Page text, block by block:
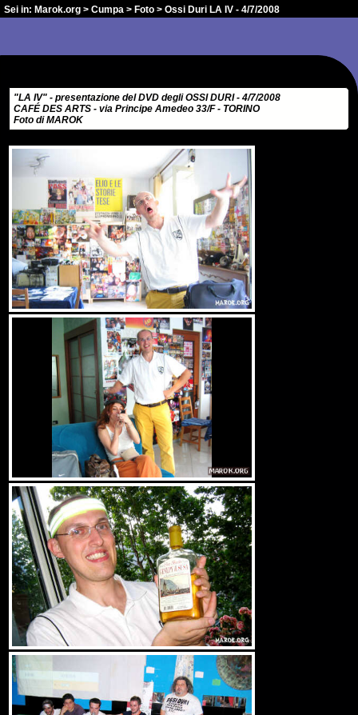
Sei in: Marok.org > Cumpa > Foto > Ossi Duri LA IV - 4/7/2008
"LA IV" - presentazione del DVD degli OSSI DURI - 4/7/2008
CAFÉ DES ARTS - via Principe Amedeo 33/F - TORINO
Foto di MAROK